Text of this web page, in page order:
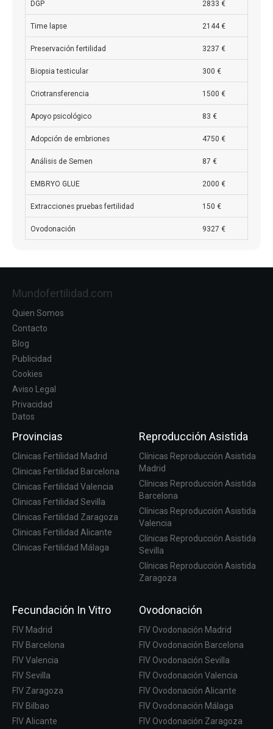
DGP 2833 €
Time lapse 2144 €
Preservación fertilidad 3237 €
Biopsia testicular 300 €
Criotransferencia 1500 €
Apoyo psicológico 83 €
Adopción de embriones 4750 €
Análisis de Semen 87 €
EMBRYO GLUE 2000 €
Extracciones pruebas fertilidad 150 €
Ovodonación 9327 €
Mundofertilidad.com
Quien Somos
Contacto
Blog
Publicidad
Cookies
Aviso Legal
Privacidad
Datos
Provincias
Clinicas Fertilidad Madrid
Clinicas Fertilidad Barcelona
Clinicas Fertilidad Valencia
Clinicas Fertilidad Sevilla
Clinicas Fertilidad Zaragoza
Clinicas Fertilidad Alicante
Clinicas Fertilidad Málaga
Reproducción Asistida
Clínicas Reproducción Asistida
Madrid
Clínicas Reproducción Asistida
Barcelona
Clínicas Reproducción Asistida
Valencia
Clínicas Reproducción Asistida
Sevilla
Clínicas Reproducción Asistida
Zaragoza
Fecundación In Vitro
FIV Madrid
FIV Barcelona
FIV Valencia
FIV Sevilla
FIV Zaragoza
FIV Bilbao
FIV Alicante
Ovodonación
FIV Ovodonación Madrid
FIV Ovodonación Barcelona
FIV Ovodonación Sevilla
FIV Ovodonación Valencia
FIV Ovodonación Alicante
FIV Ovodonación Málaga
FIV Ovodonación Zaragoza